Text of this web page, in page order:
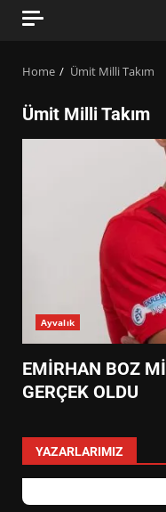
Home Ümit Milli Takım
Ümit Milli Takım
Ayvalık
EMİRHAN BOZ
GERÇEK OLDU
YAZARLARIMIZ